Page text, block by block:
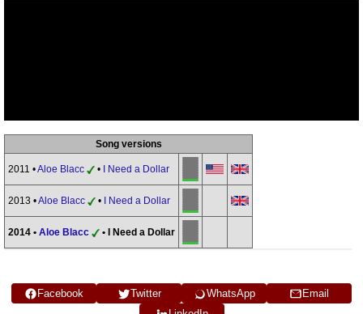
Song versions
2011 •Aloe Blacc • I Need a Dollar
2013 •Aloe Blacc • I Need a Dollar
2014 • Aloe Blacc • I Need a Dollar
Facebook Twitter WhatsApp
Email